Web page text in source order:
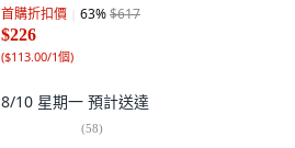
首購折扣價 63%$617
$226
($113.00/1個)
8/10 星期一 預計送達
(58)